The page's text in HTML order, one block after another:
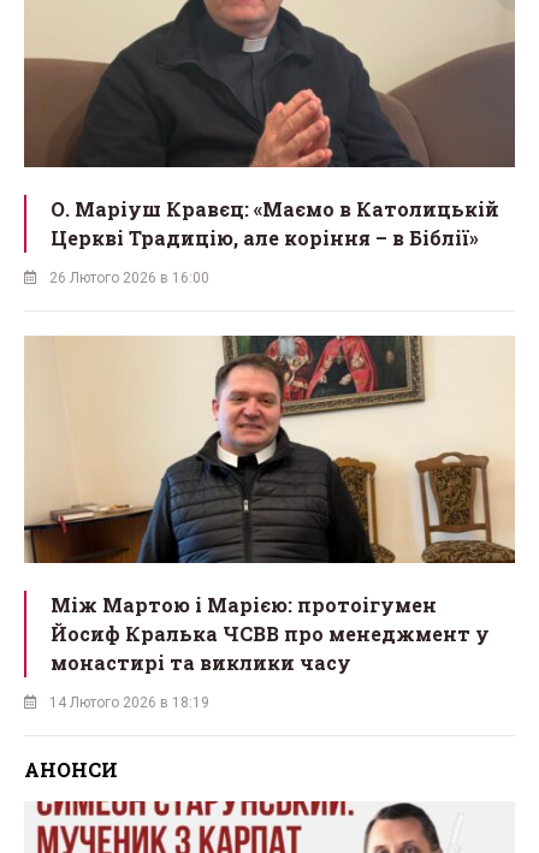
О. Маріуш Кравєц: «Маємо в Католицькій
Церкві Традицію, але коріння – в Біблії»
26 Лютого 2026 в 16:00
Між Мартою і Марією: протоігумен
Йосиф Кралька ЧСВВ про менеджмент у
монастирі та виклики часу
14 Лютого 2026 в 18:19
АНОНСИ